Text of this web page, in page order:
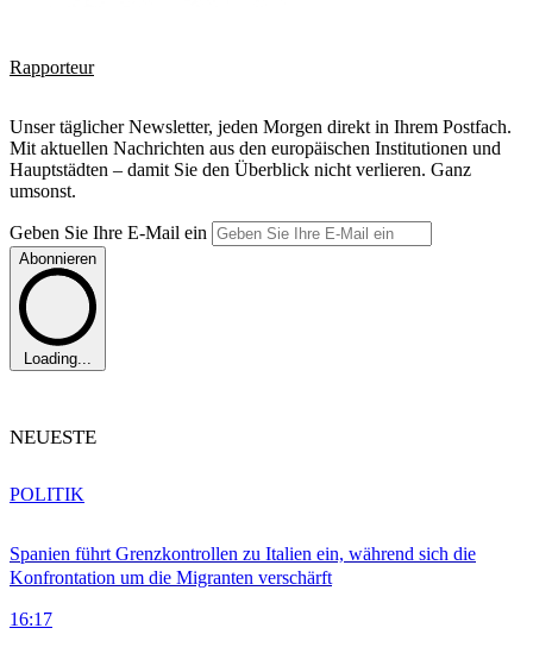
Rapporteur
Unser täglicher Newsletter, jeden Morgen direkt in Ihrem Postfach.
Mit aktuellen Nachrichten aus den europäischen Institutionen und
Hauptstädten – damit Sie den Überblick nicht verlieren. Ganz
umsonst.
Geben Sie Ihre E-Mail ein
Abonnieren
Loading...
NEUESTE
Spanien führt Grenzkontrollen zu Italien ein, während sich die
Konfrontation um die Migranten verschärft
16:17
POLITIK